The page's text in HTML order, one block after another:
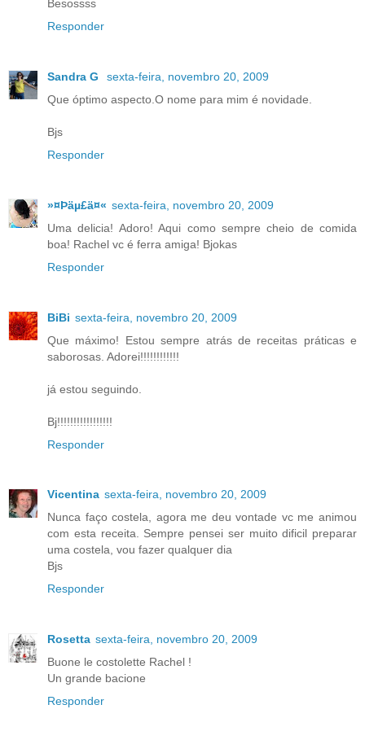
Besossss
Responder
Sandra G
sexta-feira, novembro 20, 2009
Que óptimo aspecto.O nome para mim é novidade.
Bjs
Responder
»¤Þäµ£ä¤« sexta-feira, novembro 20, 2009
Uma delicia! Adoro! Aqui como sempre cheio de comida
boa! Rachel vc é ferra amiga! Bjokas
Responder
BiBi sexta-feira, novembro 20, 2009
Que máximo! Estou sempre atrás de receitas práticas e
saborosas. Adorei!!!!!!!!!!!!
já estou seguindo.
Bj!!!!!!!!!!!!!!!!!
Responder
Vicentina sexta-feira, novembro 20, 2009
Nunca faço costela, agora me deu vontade vc me animou
com esta receita. Sempre pensei ser muito dificil preparar
uma costela, vou fazer qualquer dia
Bjs
Responder
Rosetta sexta-feira, novembro 20, 2009
Buone le costolette Rachel !
Un grande bacione
Responder